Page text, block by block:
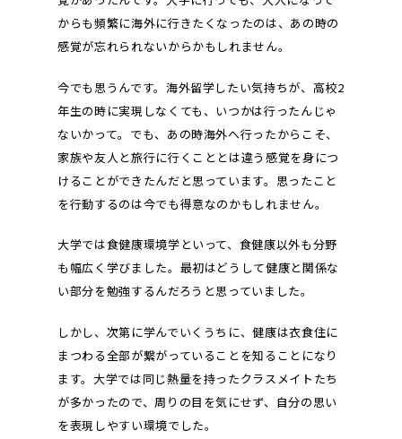
からも頻繁に海外に行きたくなったのは、あの時の
感覚が忘れられないからかもしれません。
今でも思うんです。海外留学したい気持ちが、高校2
年生の時に実現しなくても、いつかは行ったんじゃ
ないかって。でも、あの時海外へ行ったからこそ、
家族や友人と旅行に行くこととは違う感覚を身につ
けることができたんだと思っています。思ったこと
を行動するのは今でも得意なのかもしれません。
大学では食健康環境学といって、食健康以外も分野
も幅広く学びました。最初はどうして健康と関係な
い部分を勉強するんだろうと思っていました。
しかし、次第に学んでいくうちに、健康は衣食住に
まつわる全部が繋がっていることを知ることになり
ます。大学では同じ熱量を持ったクラスメイトたち
が多かったので、周りの目を気にせず、自分の思い
を表現しやすい環境でした。